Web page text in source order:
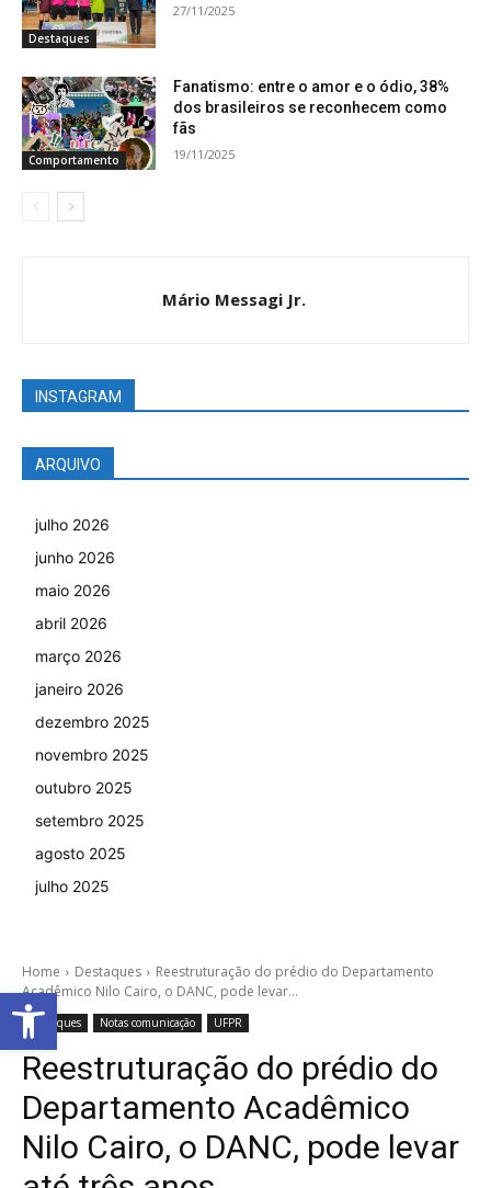
Destaques
27/11/2025
Comportamento
Fanatismo: entre o amor e o ódio, 38%
dos brasileiros se reconhecem como
fãs
19/11/2025
Mário Messagi Jr.
INSTAGRAM
ARQUIVO
julho 2026
junho 2026
maio 2026
abril 2026
março 2026
janeiro 2026
dezembro 2025
novembro 2025
outubro 2025
setembro 2025
agosto 2025
julho 2025